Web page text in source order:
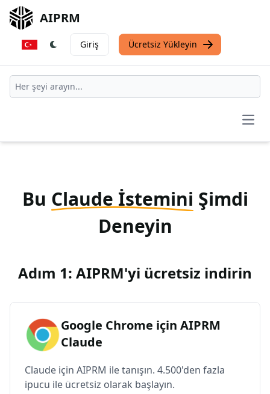
AIPRM
Giriş Ücretsiz Yükleyin
Bu Claude İstemini Şimdi
Deneyin
Adım 1: AIPRM'yi ücretsiz indirin
Google Chrome için AIPRM
Claude
Claude için AIPRM ile tanışın. 4.500'den fazla
ipucu ile ücretsiz olarak başlayın.